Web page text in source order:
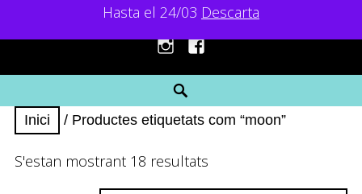
InstagramFacebook
Inici / Productes etiquetats com “moon”
S'estan mostrant 18 resultats
per
Hasta el 24/03 Descarta